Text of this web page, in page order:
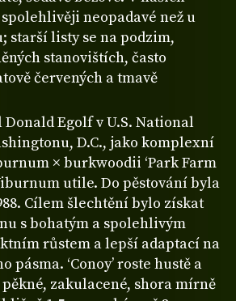
neopadavé než u
starší listy se na podzim,
stanovištích, často
červených a tmavě
Egolf v U.S. National
D.C., jako komplexní
× burkwoodii ‘Park Farm
utile. Do pěstování byla
Cílem šlechtění bylo získat
s bohatým a spolehlivým
růstem a lepší adaptací na
‘Conoy’ roste hustě a
zakulacené, shora mírně